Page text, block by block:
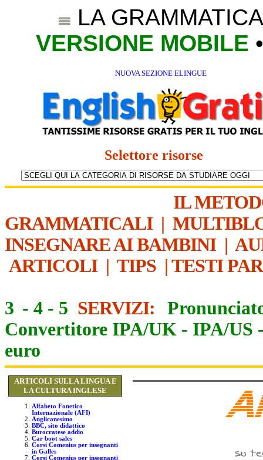
LA
VERSIONE MOBILE
NUOVA SEZIONE ELINGUE
Selettore risorse
IL
GRAMMATICALI|
INSEGNARE AI BAMBINI|
ARTICOLI| TIPS | TESTI
3 - 4 - 5 SERVIZI:
Convertitore IPA/UK - IPA/US
euro
ARTICOLI SULLA LINGUA E
LA CULTURA INGLESE
Alfabeto Fonetico
Internazionale (AFI)
Anglicanesimo
BBC, sito didattico
Burocratese addio
Car boot sales
Corsi Comenius per insegnanti
in Galles
Corsi Comenius per insegnanti